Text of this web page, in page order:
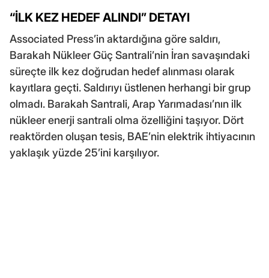
“İLK KEZ HEDEF ALINDI” DETAYI
Associated Press’in aktardığına göre saldırı,
Barakah Nükleer Güç Santrali’nin İran savaşındaki
süreçte ilk kez doğrudan hedef alınması olarak
kayıtlara geçti. Saldırıyı üstlenen herhangi bir grup
olmadı. Barakah Santrali, Arap Yarımadası’nın ilk
nükleer enerji santrali olma özelliğini taşıyor. Dört
reaktörden oluşan tesis, BAE’nin elektrik ihtiyacının
yaklaşık yüzde 25’ini karşılıyor.